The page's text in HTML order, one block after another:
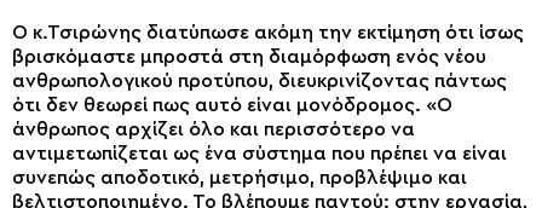
Ο κ.Τσιρώνης διατύπωσε ακόμη την εκτίμηση ότι ίσως
βρισκόμαστε μπροστά στη διαμόρφωση ενός νέου
ανθρωπολογικού προτύπου, διευκρινίζοντας πάντως
ότι δεν θεωρεί πως αυτό είναι μονόδρομος. «Ο
άνθρωπος αρχίζει όλο και περισσότερο να
αντιμετωπίζεται ως ένα σύστημα που πρέπει να είναι
συνεπώς αποδοτικό, μετρήσιμο, προβλέψιμο και
βελτιστοποιημένο. Το βλέπουμε παντού: στην εργασία,